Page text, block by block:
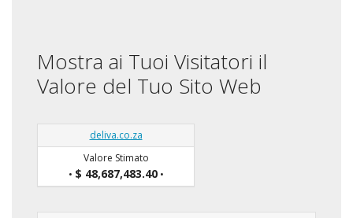
Mostra ai Tuoi Visitatori il
Valore del Tuo Sito Web
deliva.co.za
Valore Stimato
• $ 48,687,483.40•